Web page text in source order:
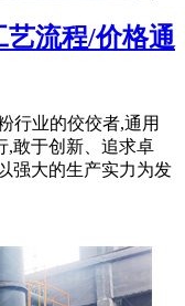
艺流程/价格通
行业的佼佼者,通用
,敢于创新、追求卓
强大的生产实力为发